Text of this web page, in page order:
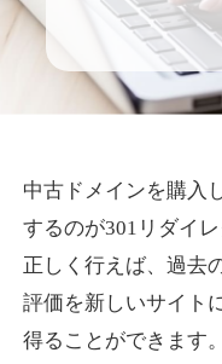
中古ドメインを購入
するのが301リダイ
正しく行えば、過去
評価を新しいサイト
得ることができます。